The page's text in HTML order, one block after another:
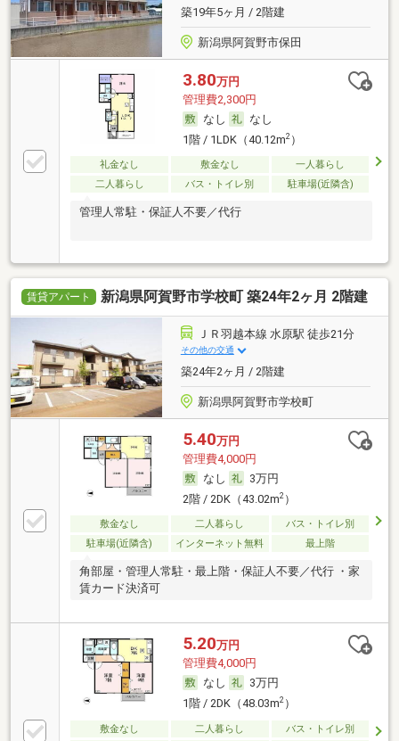
築19年5ヶ月 / 2階建
新潟県阿賀野市保田
3.80万円
管理費2,300円
なし
なし
1階 / 1LDK（40.12m2）
礼金なし 敷金なし
一人暮らし
二人暮らし
バス・トイレ別 駐車場(近隣含)
管理人常駐・保証人不要／代行
賃貸アパート 新潟県阿賀野市学校町 築24年2ヶ月 2階建
ＪＲ羽越本線 水原駅 徒歩21分
その他の交通
築24年2ヶ月 / 2階建
新潟県阿賀野市学校町
5.40万円
管理費4,000円
なし
3万円
2階 / 2DK（43.02m2）
敷金なし 二人暮らし
バス・トイレ別
駐車場(近隣含)
インターネット無料 最上階
角部屋・管理人常駐・最上階・保証人不要／代行 ・家
賃カード決済可
5.20万円
管理費4,000円
なし
3万円
1階 / 2DK（48.03m2）
敷金なし 二人暮らし バス・トイレ別